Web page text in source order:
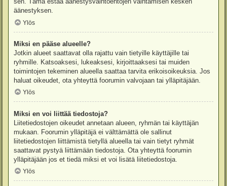
äänestyksen.
Ylös
Miksi en pääse alueelle?
Jotkin alueet saattavat olla rajattu vain tietyille käyttäjille tai
ryhmille. Katsoaksesi, lukeaksesi, kirjoittaaksesi tai muiden
toimintojen tekeminen alueella saattaa tarvita erikoisoikeuksia. Jos
haluat oikeudet, ota yhteyttä foorumin valvojaan tai ylläpitäjään.
Ylös
Miksi en voi liittää tiedostoja?
Liitetiedostojen oikeudet annetaan alueen, ryhmän tai käyttäjän
mukaan. Foorumin ylläpitäjä ei välttämättä ole sallinut
liitetiedostojen liittämistä tietyllä alueella tai vain tietyt ryhmät
saattavat pystyä liittämään tiedostoja. Ota yhteyttä foorumin
ylläpitäjään jos et tiedä miksi et voi lisätä liitetiedostoja.
Ylös